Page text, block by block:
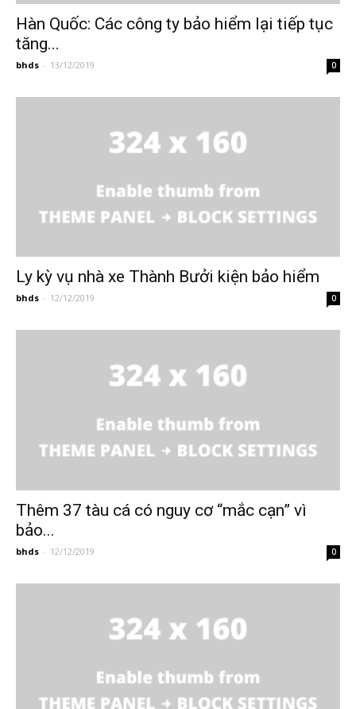
Hàn Quốc: Các công ty bảo hiểm lại tiếp tục
tăng...
bhds - 13/12/2019 0
Ly kỳ vụ nhà xe Thành Bưởi kiện bảo hiểm
bhds - 12/12/2019 0
Thêm 37 tàu cá có nguy cơ “mắc cạn” vì
bảo...
bhds - 12/12/2019 0